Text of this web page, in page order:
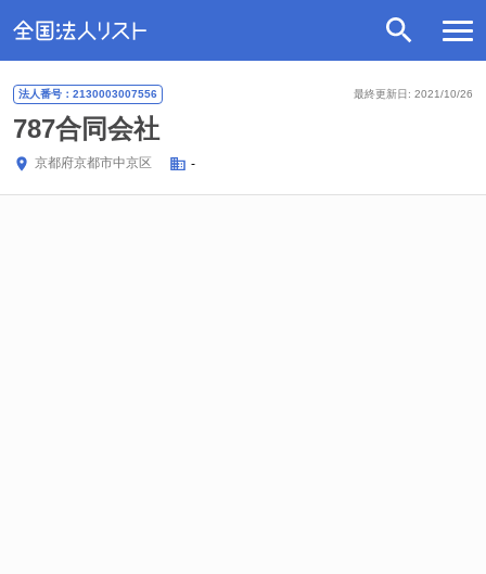
最終更新日: 2021/10/26
法人番号：2130003007556
787合同会社
京都府京都市中京区 -